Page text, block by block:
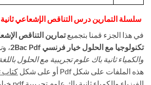
سلسلة التمارين درس التناقص الإشعاعي ثانية
في هذا الجزء قمنا بتجميعتمارين التناقص
تكنولوجيا مع الحلول خيار فرنسي 2Bac Pdf
، و
والكمياء ثانية باك علوم تجريبية مع الحلول
هذه الملفات على شكل Pdf أو على شكل
كتاب